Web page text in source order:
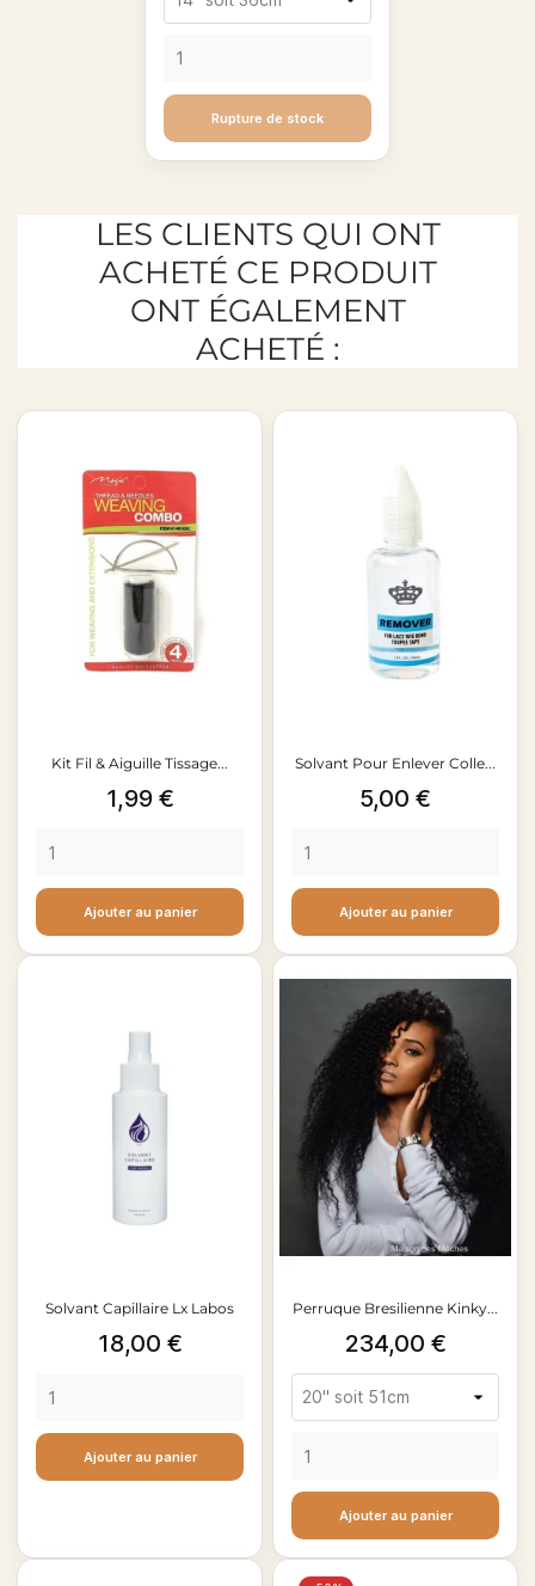
Rupture de stock
LES CLIENTS QUI ONT
ACHETÉ CE PRODUIT
ONT ÉGALEMENT
ACHETÉ :
Kit Fil & Aiguille Tissage...
Prix
1,99 €
Ajouter au panier
Solvant Pour Enlever Colle...
Prix
5,00 €
Ajouter au panier
Solvant Capillaire Lx Labos
Prix
18,00 €
Ajouter au panier
Perruque Bresilienne Kinky...
Prix
234,00 €
Ajouter au panier